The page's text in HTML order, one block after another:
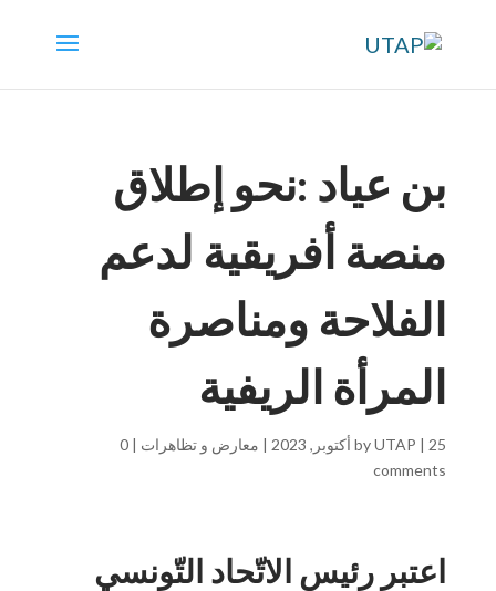
بن عياد :نحو إطلاق
منصة أفريقية لدعم
الفلاحة ومناصرة
المرأة الريفية
byUTAP | 25 أكتوبر, 2023 | معارض و تظاهرات |
0
comments
اعتبر رئيس الاتّحاد التّونسي